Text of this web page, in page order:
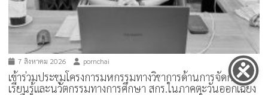
7 สิงหาคม 2026 pornchai
เข้าร่วมประชุมโครงการมหกรรมทางวิชาการด้านการจัดการ
เรียนรู้และนวัตกรรมทางการศึกษา สกร.ในภาคตะวันออกเฉียง